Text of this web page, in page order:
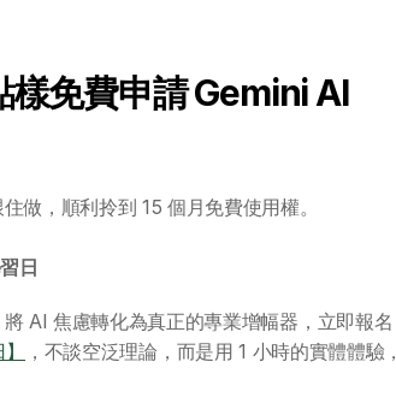
樣免費申請 Gemini AI
做，順利拎到 15 個月免費使用權。
日
AI 焦慮轉化為真正的專業增幅器，立即報名
，不談空泛理論，而是用 1 小時的實體體驗，